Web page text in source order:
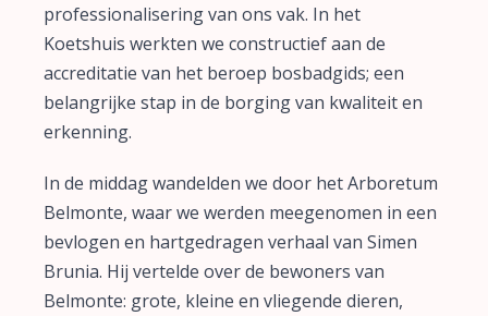
professionalisering van ons vak. In het
Koetshuis werkten we constructief aan de
accreditatie van het beroep bosbadgids; een
belangrijke stap in de borging van kwaliteit en
erkenning.
In de middag wandelden we door het Arboretum
Belmonte, waar we werden meegenomen in een
bevlogen en hartgedragen verhaal van Simen
Brunia. Hij vertelde over de bewoners van
Belmonte: grote, kleine en vliegende dieren,